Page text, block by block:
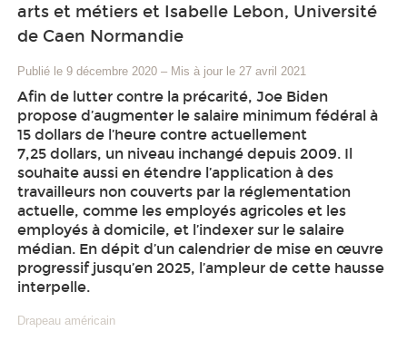
arts et métiers et Isabelle Lebon, Université
de Caen Normandie
Publié le 9 décembre 2020 – Mis à jour le 27 avril 2021
Afin de lutter contre la précarité, Joe Biden
propose d’augmenter le salaire minimum fédéral à
15 dollars de l’heure contre actuellement
7,25 dollars, un niveau inchangé depuis 2009. Il
souhaite aussi en étendre l’application à des
travailleurs non couverts par la réglementation
actuelle, comme les employés agricoles et les
employés à domicile, et l’indexer sur le salaire
médian. En dépit d’un calendrier de mise en œuvre
progressif jusqu’en 2025, l’ampleur de cette hausse
interpelle.
Drapeau américain